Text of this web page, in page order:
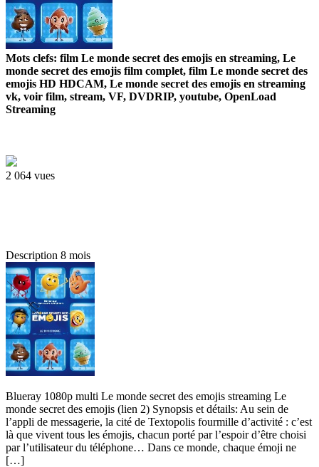
Mots clefs: film Le monde secret des emojis en streaming, Le
monde secret des emojis film complet, film Le monde secret des
emojis HD HDCAM, Le monde secret des emojis en streaming
vk, voir film, stream, VF, DVDRIP, youtube, OpenLoad
Streaming
2 064 vues
Description 8 mois
Blueray 1080p multi Le monde secret des emojis streaming Le
monde secret des emojis (lien 2) Synopsis et détails: Au sein de
l’appli de messagerie, la cité de Textopolis fourmille d’activité : c’est
là que vivent tous les émojis, chacun porté par l’espoir d’être choisi
par l’utilisateur du téléphone… Dans ce monde, chaque émoji ne
[…]